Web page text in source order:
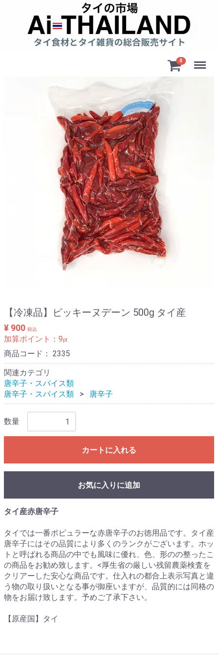
0 Menu
【冷凍品】ピッキーヌデーン 500g タイ産
¥ 900 税込
加算ポイント： 9pt
商品コード： 2335
関連カテゴリ
唐辛子・スパイス類
唐辛子・スパイス類
唐辛子
数量
カートに入れる
お気に入りに追加
タイ産赤唐辛子
タイでは一番ポピュラーな赤唐辛子のお徳用品です。タイ産
唐辛子にはその品質により多くのランクがございます。ホッ
トと呼ばれる商品の中でも風味に優れ、色、形のの整ったこ
の商品をお勧め致します。<厚生省の厳しい残留農薬検査を
クリアーした安心な商品です。仕入れの都合上表示写真と違
う物の取り扱いとなる事が御座いますが、品質的には同格の
物をお届け致します。予めご了承下さい。
【原産国】タイ